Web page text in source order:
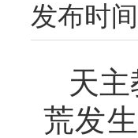
发布时间
天
荒发